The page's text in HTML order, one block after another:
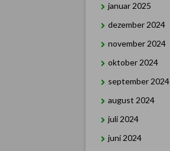
januar 2025
dezember 2024
november 2024
oktober 2024
september 2024
august 2024
juli 2024
juni 2024